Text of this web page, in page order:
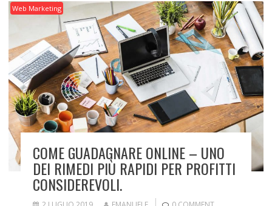
Web Marketing
COME GUADAGNARE ONLINE – UNO
DEI RIMEDI PIÙ RAPIDI PER PROFITTI
CONSIDEREVOLI.